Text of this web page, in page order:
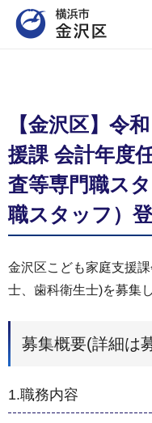
【金沢区】令
援課 会計年度
査等専門職ス
職スタッフ）
金沢区こども家庭支援
士、歯科衛生士)を募集し
募集概要(詳細は
1.職務内容